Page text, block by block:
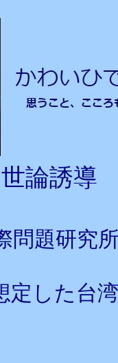
世論誘導
問題研究
定した台